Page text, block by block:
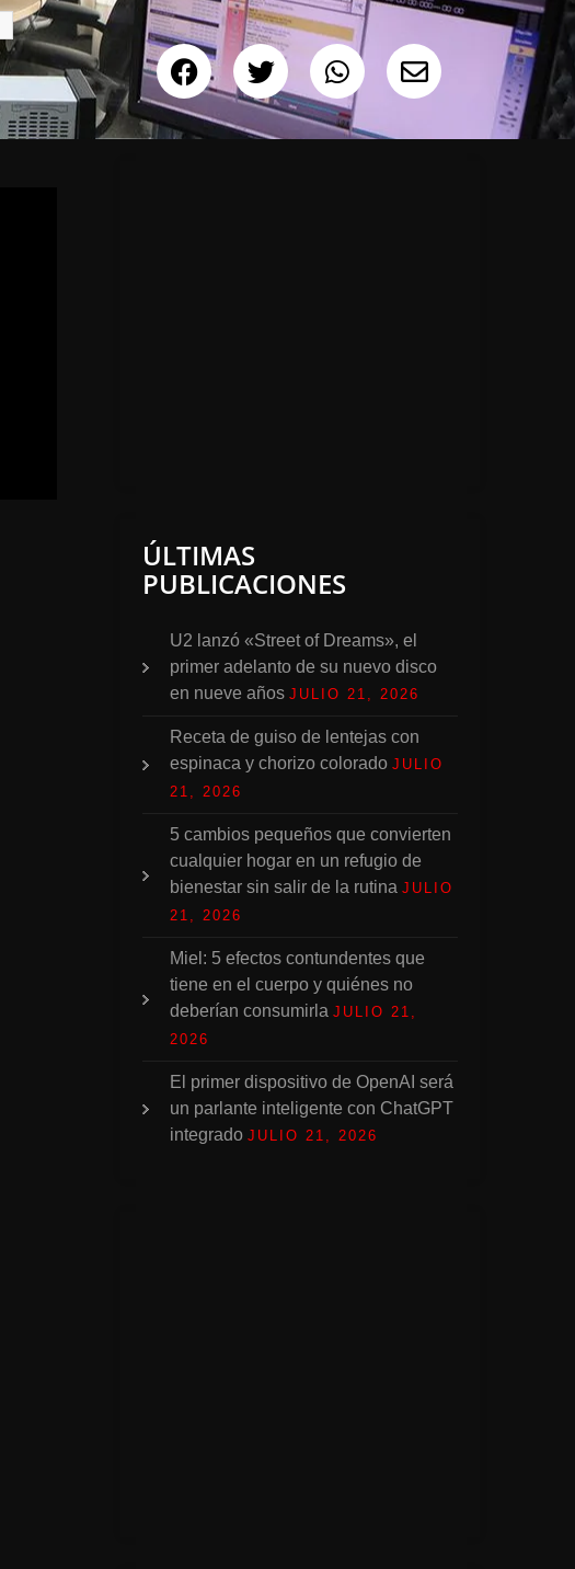
ÚLTIMAS
PUBLICACIONES
U2 lanzó «Street of Dreams», el
primer adelanto de su nuevo disco
en nueve años JULIO 21, 2026
Receta de guiso de lentejas con
espinaca y chorizo colorado JULIO
21, 2026
5 cambios pequeños que convierten
cualquier hogar en un refugio de
bienestar sin salir de la rutina JULIO
21, 2026
Miel: 5 efectos contundentes que
tiene en el cuerpo y quiénes no
deberían consumirla JULIO 21,
2026
El primer dispositivo de OpenAI será
un parlante inteligente con ChatGPT
integrado JULIO 21, 2026